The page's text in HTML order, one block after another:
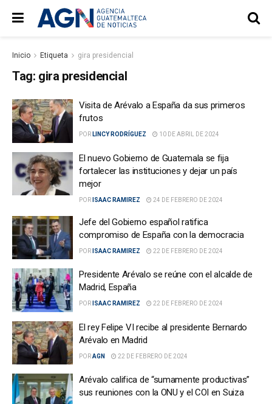
Inicio Etiqueta gira presidencial
Tag: gira presidencial
Visita de Arévalo a España da sus primeros
frutos
POR LINCY RODRÍGUEZ 10 DE ABRIL DE 2024
El nuevo Gobierno de Guatemala se fija
fortalecer las instituciones y dejar un país
mejor
POR ISAAC RAMIREZ 24 DE FEBRERO DE 2024
Jefe del Gobierno español ratifica
compromiso de España con la democracia
POR ISAAC RAMIREZ 22 DE FEBRERO DE 2024
Presidente Arévalo se reúne con el alcalde de
Madrid, España
POR ISAAC RAMIREZ 22 DE FEBRERO DE 2024
El rey Felipe VI recibe al presidente Bernardo
Arévalo en Madrid
PORAGN 22 DE FEBRERO DE 2024
Arévalo califica de “sumamente productivas”
sus reuniones con la ONU y el COI en Suiza